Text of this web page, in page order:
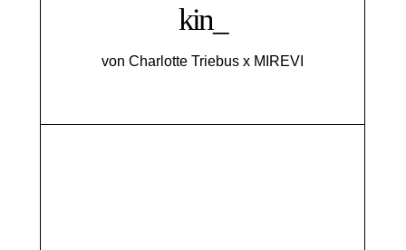
kin_
von Charlotte Triebus x MIREVI